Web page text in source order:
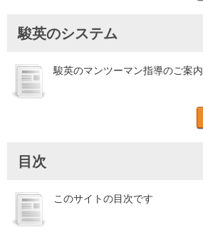
駿英のシステム
駿英のマンツーマン指導のご案内
目次
このサイトの目次です